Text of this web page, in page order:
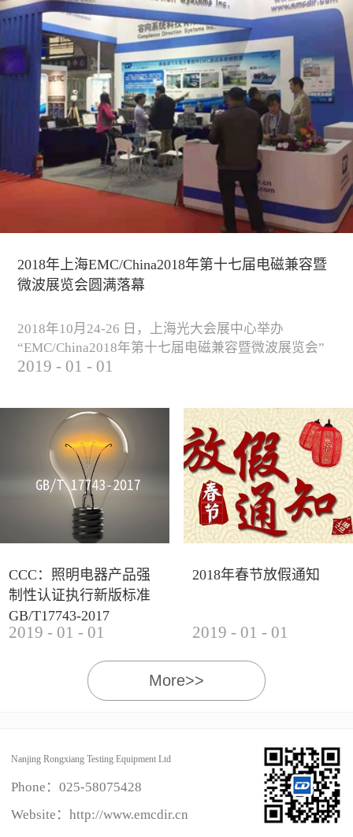
2018年上海EMC/China2018年第十七届电磁兼容暨
微波展览会圆满落幕
2018年10月24-26 日，上海光大会展中心举办
“EMC/China2018年第十七届电磁兼容暨微波展览会”
圆满落幕。我公司与来自军工、汽车、科研院校、通
状与未来，并展出测试、整改等行业尖端设备，吸引
业内外人士参观驻足。展会期间我公司举办了《电磁
兼容测试和设计技术》技术讲座，本次讲座同时特邀
德国Langer公司资深工程师Lars Glaesser...
2019 - 01 - 01
CCC：照明电器产品强
制性认证执行新版标准
GB/T17743-2017
2019 - 01 - 01
2018年春节放假通知
2019 - 01 - 01
More>>
Nanjing Rongxiang Testing Equipment Ltd
Phone： 025-58075428
Website：http://www.emcdir.cn